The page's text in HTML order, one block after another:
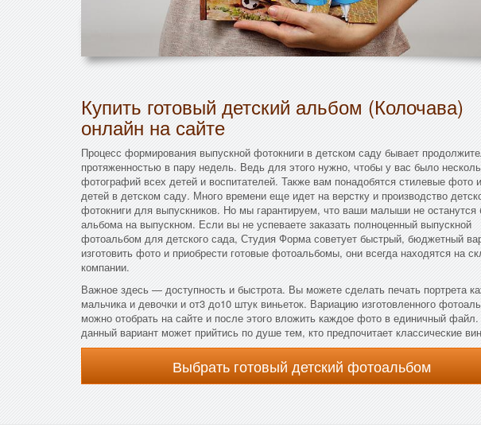
Купить готовый детский альбом (Колочава)
онлайн на сайте
Процесс формирования выпускной фотокниги в детском саду бывает
протяженностью в пару недель. Ведь для этого нужно, чтобы у вас было
фотографий всех детей и воспитателей. Также вам понадобятся стилевые фото
детей в детском саду. Много времени еще идет на верстку и производство
фотокниги для выпускников. Но мы гарантируем, что ваши малыши не останутся
альбома на выпускном. Если вы не успеваете заказать полноценный выпускной
фотоальбом для детского сада, Студия Форма советует быстрый, бюджетный
изготовить фото и приобрести готовые фотоальбомы, они всегда находятся на
компании.
Важное здесь — доступность и быстрота. Вы можете сделать печать портрета
мальчика и девочки и от3 до10 штук виньеток. Вариацию изготовленного
можно отобрать на сайте и после этого вложить каждое фото в единичный
данный вариант может прийтись по душе тем, кто предпочитает классические
Выбрать готовый детский фотоальбом